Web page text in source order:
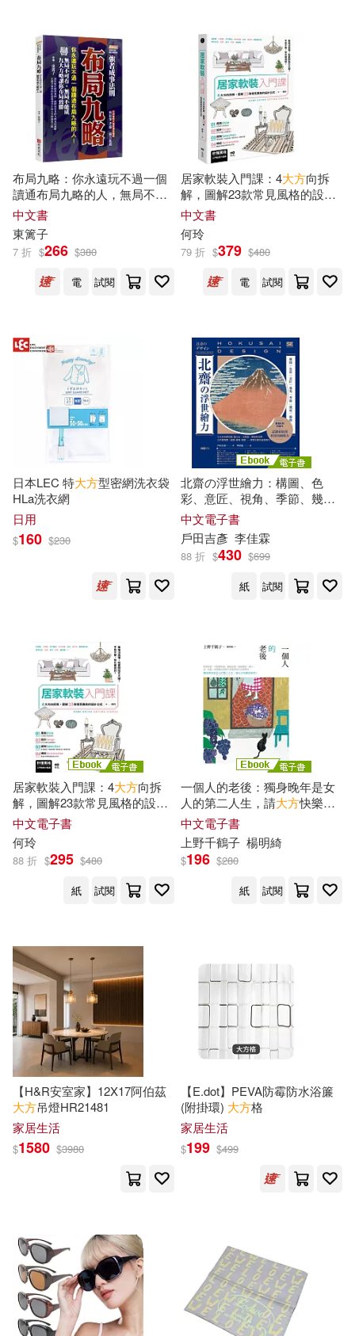
大方影像製作股份有限公司(9)
趙國東(9)
Xiang(8)
徐林（主編）(8)
楊衛平，夏同珩（主編）(8)
王擎天(8) 程逸(8)
趙錦傑，馮放（主編）(8)
佐渡遼歌(7)
林禾(7) 蔡賢隆(7)
浙江人民美術出版社編(6)
石學敏(6) 陸志昌（主編）(6)
（宋）陳自明(6)
乙葉ゆずき(5) 今井まい(5)
何菲(5)
唐 實叉難陀譯(5)
堀田秀吾(5) 大原あむ(5)
大川月乃(5) 張學憲(5)
易中天(5) 林薇真(5)
楊參軍 主編 盧家華 編著(5)
法國伽利瑪少兒出版社(5)
皮耶艾曼(5)
機械工業出版社(46)
崧燁文化(42)
湖南美術出版社(42)
北京大學出版社(41)
電子工業出版社(41)
人民軍醫出版社(38)
人民郵電出版社(38)
千華數位文化(29)
浙江大學出版社(27)
重慶出版社(27)
中國人民大學出版社(26)
人民衛生出版社(24) 大境(24)
山西科學技術出版社(24)
社會科學文獻出版社(24)
外語教學與研究出版社(23)
江西美術出版社(23)
山西教育出版社(22)
化學工業出版社(21)
台灣東販(21)
野人(21)
黑龍江科學技術出版社(20)
愛播聽書FM(19)
日日幸福(19)
可新加坡店取(3714)
可菲律賓店取(3751)
上市日期 (可複選)
一個月內上市新品(31)
本週上市新品(3)
電子書 (可複選)
適合手機平板閱讀(288)
適合平板閱讀(554)
免費電子書(71)
作者/演唱/譯/編/繪(47)
價格
範圍
布局九略：你永遠玩不過一個
讀通布局九略的人，無局不可
布，無局不能成，九
你布局致勝
中文書
東篱子
7 折 $266 $380
電
試閱
居家軟裝入門課：4大方向拆
解，圖解23款常見風格的設計
&選物公式
中文書
何玲
79 折 $379 $480
電
試閱
日本LEC 特大方型密網洗衣袋
HLa洗衣網
日用
$160 $230
北齋の浮世繪力：構圖、色
彩、意匠、視角、季節、幾
何、線條，7
認識家紋到妖怪的圖解力 (電子
書)
中文電子書
戶田吉彥 李佳霖
88 折 $430 $699
紙
試閱
居家軟裝入門課：4大方向拆
解，圖解23款常見風格的設計
&選物公式 (電子書)
中文電子書
何玲
88 折 $295 $480
紙
試閱
一個人的老後：獨身晚年是女
人的第二人生，請大方快樂地
享用!(暢銷十萬本全新改版) (電
子書)
中文電子書
上野千鶴子 楊明綺
$196 $280
紙
試閱
【H&R安室家】12X17阿伯茲
大方吊燈HR21481
家居生活
$1580 $3980
【E.dot】PEVA防霉防水浴簾
(附掛環) 大方格
家居生活
$199 $499